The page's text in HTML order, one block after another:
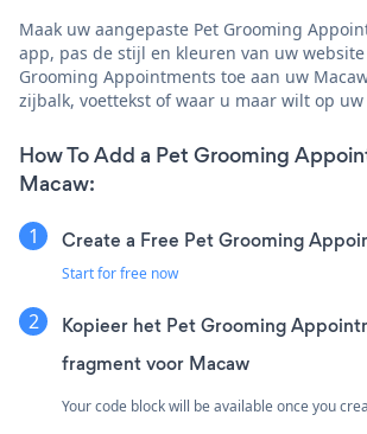
Maak uw aangepaste Pet Grooming
app, pas de stijl en kleuren van uw
Grooming Appointments toe aan uw
zijbalk, voettekst of waar u maar wilt op uw
How To Add a Pet Grooming
Macaw:
Create a Free Pet Grooming
Start for free now
Kopieer het Pet Grooming
fragment voor Macaw
Your code block will be available once you